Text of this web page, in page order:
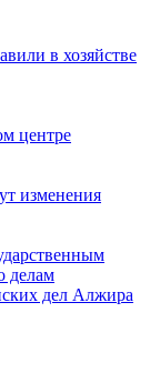
в хозяйстве
центре
изменения
делам
дел Алжира